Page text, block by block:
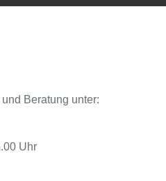
Beratung unter:
Uhr